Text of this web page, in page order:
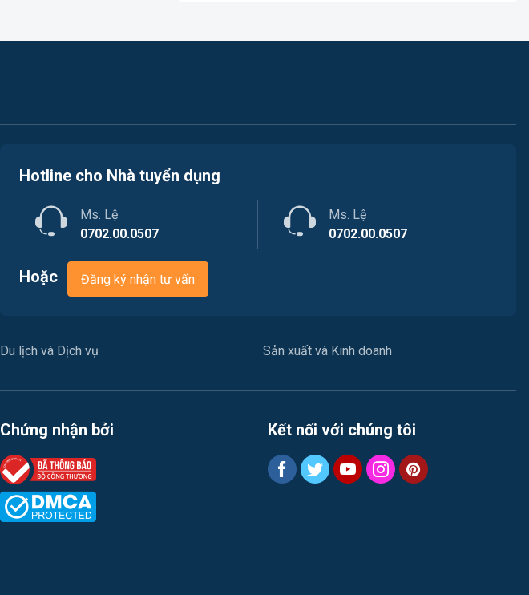
Truyền Hình / Quảng Cáo Marketing
Hotline cho Nhà tuyển dụng
Ms. Lệ
0702.00.0507
Ms. Lệ
0702.00.0507
Hoặc Đăng ký nhận tư vấn
Du lịch và Dịch vụ Sản xuất và Kinh doanh
Chứng nhận bởi Kết nối với chúng tôi